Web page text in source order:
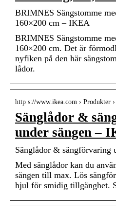
BRIMNES Sängstomme
160×200 cm – IKEA
BRIMNES Sängstomme
160×200 cm. Det är
nyfiken på den här
lådor.
http s://www.ikea.com › Produkter
Sänglådor &
under sängen –
Sänglådor & sängförvaring
Med sänglådor kan du
sängen till max. Lös
hjul för smidig tillgänghet.